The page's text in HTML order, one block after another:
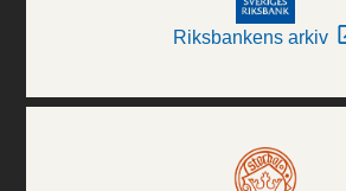
Riksbankens arkiv